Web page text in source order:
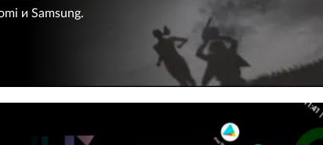
и Samsung.